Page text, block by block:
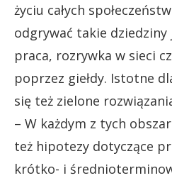
życiu całych
odgrywać takie dziedziny
praca, rozrywka w sieci
poprzez giełdy. Istotne
się też zielone
– W każdym z tych
też hipotezy dotyczące
krótko- i